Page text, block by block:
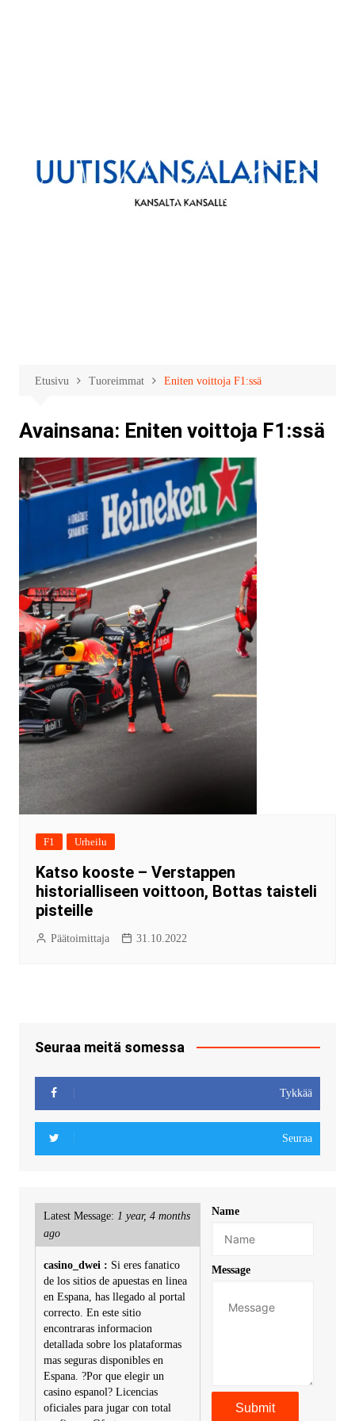
Etusivu Tuoreimmat Eniten voittoja F1:ssä
Avainsana: Eniten voittoja F1:ssä
F1 Urheilu
Katso kooste – Verstappen
historialliseen voittoon, Bottas taisteli
pisteille
Päätoimittaja 31.10.2022
Seuraa meitä somessa
Tykkää
Seuraa
Latest Message: 1 year, 4 months
ago
casino_dwei : Si eres fanatico
de los sitios de apuestas en linea
en Espana, has llegado al portal
correcto. En este sitio
encontraras informacion
detallada sobre los plataformas
mas seguras disponibles en
Espana. ?Por que elegir un
casino espanol? Licencias
oficiales para jugar con total
Name
Message